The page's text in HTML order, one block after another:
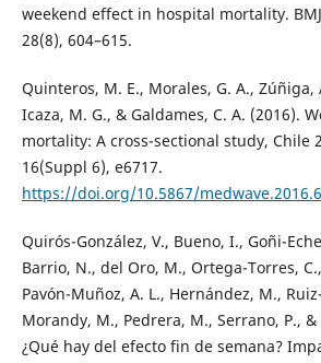
weekend effect in hospital mortality.
28(8), 604–615.
Quinteros, M. E., Morales, G. A., Zúñiga,
Icaza, M. G., & Galdames, C. A. (2016).
mortality: A cross-sectional study, Chile
16(Suppl 6), e6717.
https://doi.org/10.5867/
Quirós-González, V., Bueno, I., Goñi-
Barrio, N., del Oro, M., Ortega-Torres,
Pavón-Muñoz, A. L., Hernández, M.,
Morandy, M., Pedrera, M., Serrano, P., &
¿Qué hay del efecto fin de semana?